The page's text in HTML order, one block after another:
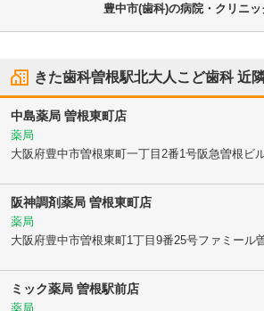
豊中市(歯科)の病院・クリニ
きた歯科曽根駅北大人こど歯科近
中島薬局 曽根東町店
薬局
大阪府豊中市曽根東町一丁目2番1号阪急曽根ビ
阪神調剤薬局 曽根東町店
薬局
大阪府豊中市曽根東町1丁目9番25号ファミール
ミック薬局 曽根駅前店
薬局